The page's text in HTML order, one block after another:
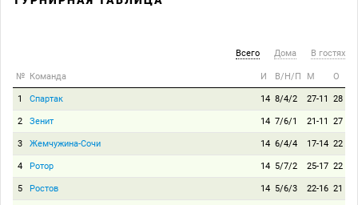
Всего Дома В гостях
№ Команда И В/Н/П М О
1 Спартак 14 8/4/2 27-11 28
2 Зенит 14 7/6/1 21-11 27
3 Жемчужина-Сочи 14 6/4/4 17-14 22
4 Ротор 14 5/7/2 25-17 22
5 Ростов 14 5/6/3 22-16 21